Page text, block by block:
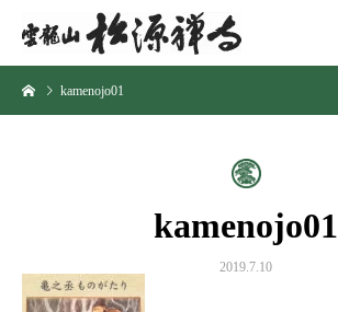
kamenojo01
kamenojo01
2019.7.10